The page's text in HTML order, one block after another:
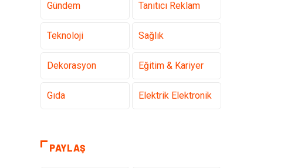
Gündem Tanıtıcı Reklam
Teknoloji Sağlık
Dekorasyon Eğitim & Kariyer
Gıda Elektrik Elektronik
Yazılım
PAYLAŞ